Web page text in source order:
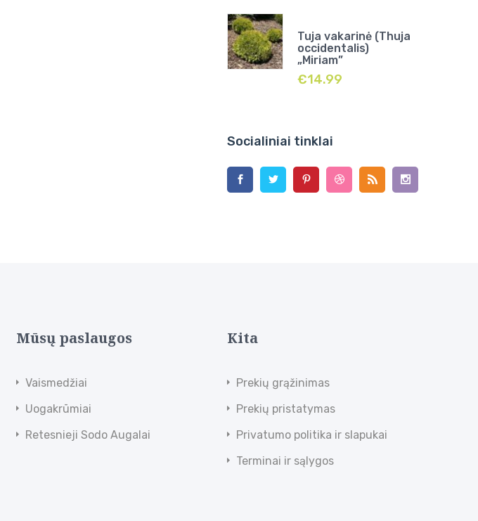
Tuja vakarinė (Thuja
occidentalis)
„Miriam”
€14.99
Socialiniai tinklai
Mūsų paslaugos
Vaismedžiai
Uogakrūmiai
Retesnieji Sodo Augalai
Kita
Prekių grąžinimas
Prekių pristatymas
Privatumo politika ir slapukai
Terminai ir sąlygos